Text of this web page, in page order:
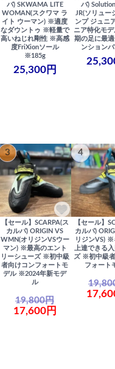
バ) SKWAMA LITE
WOMAN(スクワマ ラ
イト ウーマン) ※適度
なダウントゥ ※軽量で
高いねじれ剛性 ※高感
度FriXionソール
※185g
25,300円
バ)
JR(ソリュー
ンプ ジュニ
ニア特化モ
期の足に最
ンション
3
【セール】SCARPA(ス
カルパ) ORIGIN VS
WMN(オリジンVSウー
マン) ※最高のエント
リーシューズ ※初中級
者向けコンフォートモ
デル ※2024年新モデ
ル
19,800円
17,600円
4
【セール】
カルパ)
リジンVS) ※
上達できる
ズ ※初中級
フォート